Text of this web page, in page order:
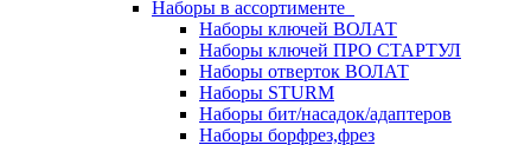
Наборы в ассортименте
Наборы ключей ВОЛАТ
Наборы ключей ПРО СТАРТУЛ
Наборы отверток ВОЛАТ
Наборы STURM
Наборы бит/насадок/адаптеров
Наборы борфрез,фрез